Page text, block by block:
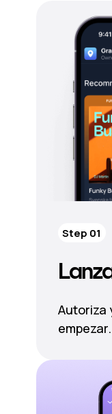
Autoriza
empezar.
Step 01